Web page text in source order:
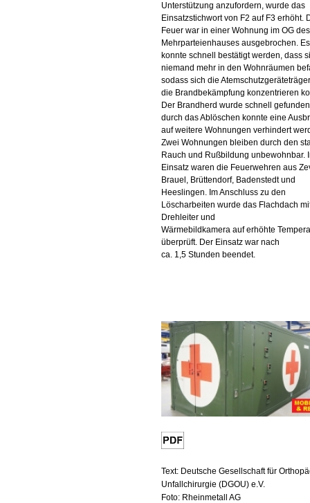
Unterstützung anzufordern, wurde das
Einsatzstichwort von F2 auf F3 erhöht.
Feuer war in einer Wohnung im OG des
Mehrparteienhauses ausgebrochen. Es
konnte schnell bestätigt werden, dass
niemand mehr in den Wohnräumen
sodass sich die
die Brandbekämpfung konzentrieren
Der Brandherd wurde schnell
durch das Ablöschen konnte eine
auf weitere Wohnungen verhindert
Zwei Wohnungen bleiben durch den
Rauch und Rußbildung unbewohnbar.
Einsatz waren die Feuerwehren aus
Brauel, Brüttendorf, Badenstedt und
Heeslingen. Im Anschluss zu den
Löscharbeiten wurde das Flachdach
Drehleiter und
Wärmebildkamera auf erhöhte
überprüft. Der Einsatz war nach
ca. 1,5 Stunden beendet.
Text: Deutsche Gesellschaft für
Unfallchirurgie (DGOU) e.V.
Foto: Rheinmetall AG